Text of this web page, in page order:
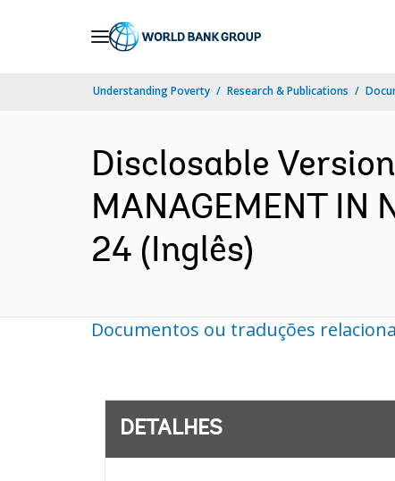
Understanding Poverty Research & Publications
Disclosable
MANAGEMENT IN
24 (Inglês)
Documentos ou traduções
DETALHES